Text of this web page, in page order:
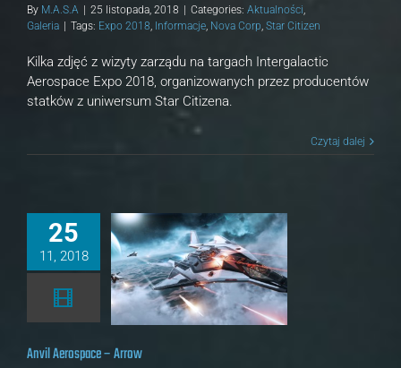
By M.A.S.A 25 listopada, 2018 Categories: Aktualności,
Galeria
Tags: Expo 2018, Informacje, Nova Corp, Star Citizen
Kilka zdjęć z wizyty zarządu na targach Intergalactic
Aerospace Expo 2018, organizowanych przez producentów
statków z uniwersum Star Citizena.
Czytaj dalej
25
11, 2018
Statki - Video
Anvil Aerospace – Arrow